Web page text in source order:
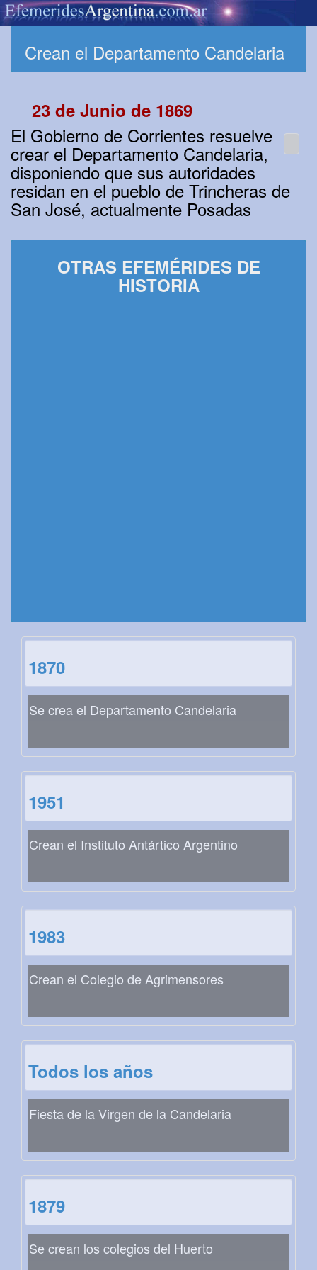
Crean el Departamento Candelaria
23 de Junio de 1869
El Gobierno de Corrientes resuelve
crear el Departamento Candelaria,
disponiendo que sus autoridades
residan en el pueblo de Trincheras de
San José, actualmente Posadas
OTRAS EFEMÉRIDES DE
HISTORIA
1870
Se crea el Departamento Candelaria
1951
Crean el Instituto Antártico Argentino
1983
Crean el Colegio de Agrimensores
Todos los años
Fiesta de la Virgen de la Candelaria
1879
Se crean los colegios del Huerto